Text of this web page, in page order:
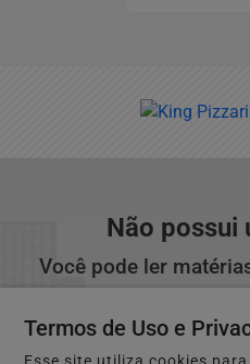
Não possui
Você pode ler
Termos de Uso e